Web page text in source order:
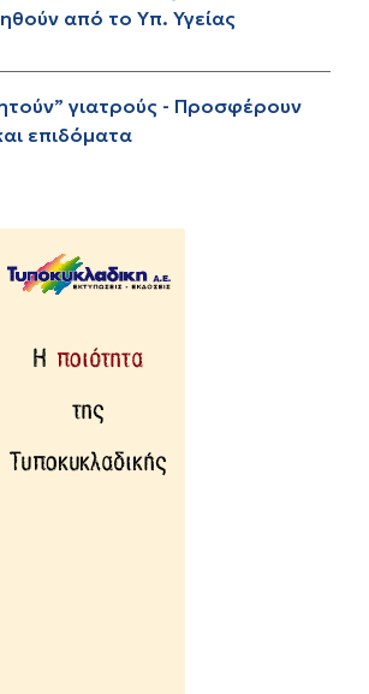
από το Υπ. Υγείας
γιατρούς - Προσφέρουν
επιδόματα